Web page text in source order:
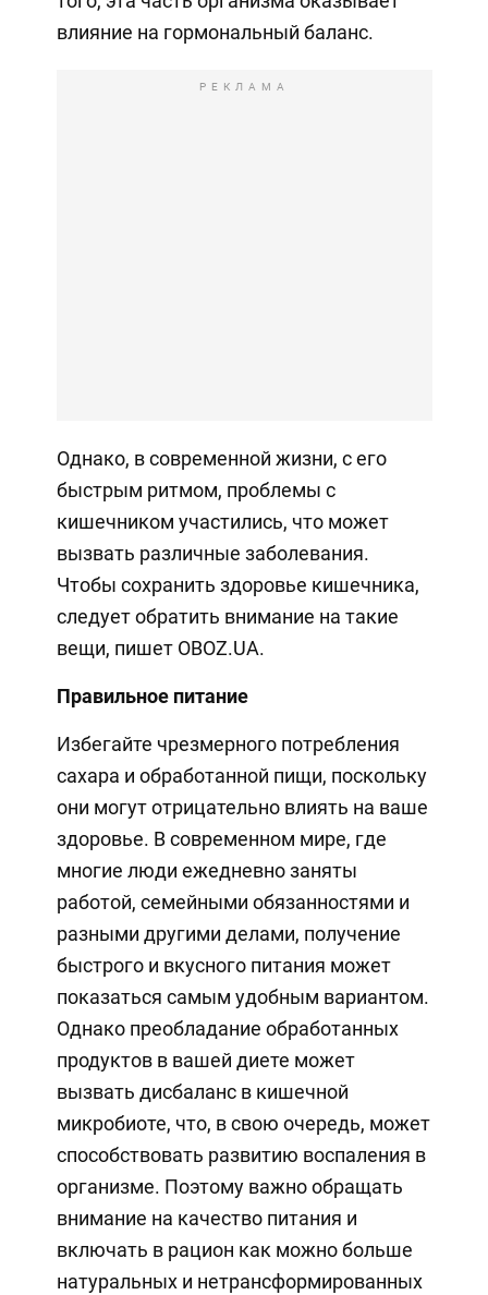
влияние на гормональный баланс.
РЕКЛАМА
Однако, в современной жизни, с его
быстрым ритмом, проблемы с
кишечником участились, что может
вызвать различные заболевания.
Чтобы сохранить здоровье кишечника,
следует обратить внимание на такие
вещи, пишет OBOZ.UA.
Правильное питание
Избегайте чрезмерного потребления
сахара и обработанной пищи, поскольку
они могут отрицательно влиять на ваше
здоровье. В современном мире, где
многие люди ежедневно заняты
работой, семейными обязанностями и
разными другими делами, получение
быстрого и вкусного питания может
показаться самым удобным вариантом.
Однако преобладание обработанных
продуктов в вашей диете может
вызвать дисбаланс в кишечной
микробиоте, что, в свою очередь, может
способствовать развитию воспаления в
организме. Поэтому важно обращать
внимание на качество питания и
включать в рацион как можно больше
натуральных и нетрансформированных